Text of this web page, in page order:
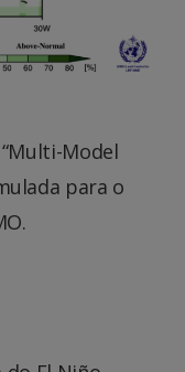
Model
para o